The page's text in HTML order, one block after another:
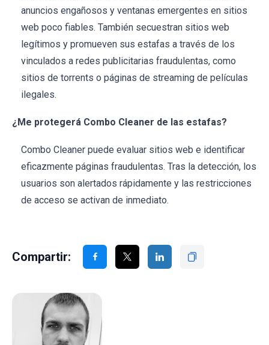
anuncios engañosos y ventanas emergentes en sitios
web poco fiables. También secuestran sitios web
legítimos y promueven sus estafas a través de los
vinculados a redes publicitarias fraudulentas, como
sitios de torrents o páginas de streaming de películas
ilegales.
¿Me protegerá Combo Cleaner de las estafas?
Combo Cleaner puede evaluar sitios web e identificar
eficazmente páginas fraudulentas. Tras la detección, los
usuarios son alertados rápidamente y las restricciones
de acceso se activan de inmediato.
Compartir: